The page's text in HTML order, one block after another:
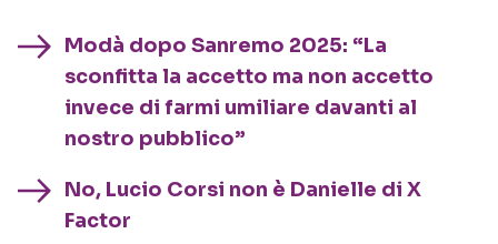
Modà dopo Sanremo 2025: “La
sconfitta la accetto ma non accetto
invece di farmi umiliare davanti al
nostro pubblico”
No, Lucio Corsi non è Danielle di X
Factor